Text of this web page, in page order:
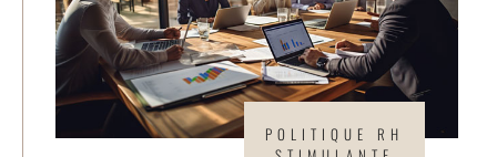
POLITIQUE RH